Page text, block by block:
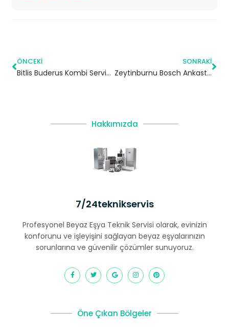
ÖNCEKI
Bitlis Buderus Kombi Servisi – Yetkili Teknik Servis
SONRAKI
Zeytinburnu Bosch Ankastre Servisi
Hakkımızda
7/24teknikservis
Profesyonel Beyaz Eşya Teknik Servisi olarak, evinizin
konforunu ve işleyişini sağlayan beyaz eşyalarınızın
sorunlarına ve güvenilir çözümler sunuyoruz.
Öne Çıkan Bölgeler